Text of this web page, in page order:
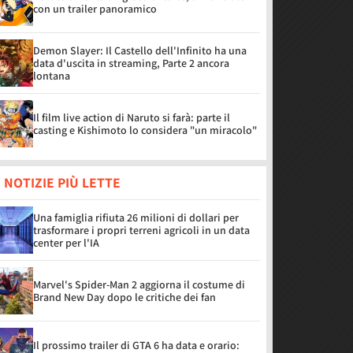
con un trailer panoramico
Demon Slayer: Il Castello dell'Infinito ha una
data d'uscita in streaming, Parte 2 ancora
lontana
Il film live action di Naruto si farà: parte il
casting e Kishimoto lo considera "un miracolo"
NOTIZIE PIÙ LETTE
Una famiglia rifiuta 26 milioni di dollari per
trasformare i propri terreni agricoli in un data
center per l'IA
Marvel's Spider-Man 2 aggiorna il costume di
Brand New Day dopo le critiche dei fan
Il prossimo trailer di GTA 6 ha data e orario: